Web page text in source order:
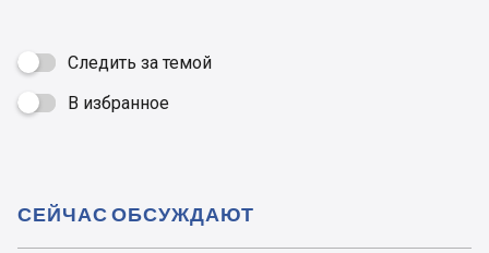
Следить за темой
 В избранное
СЕЙЧАС ОБСУЖДАЮТ